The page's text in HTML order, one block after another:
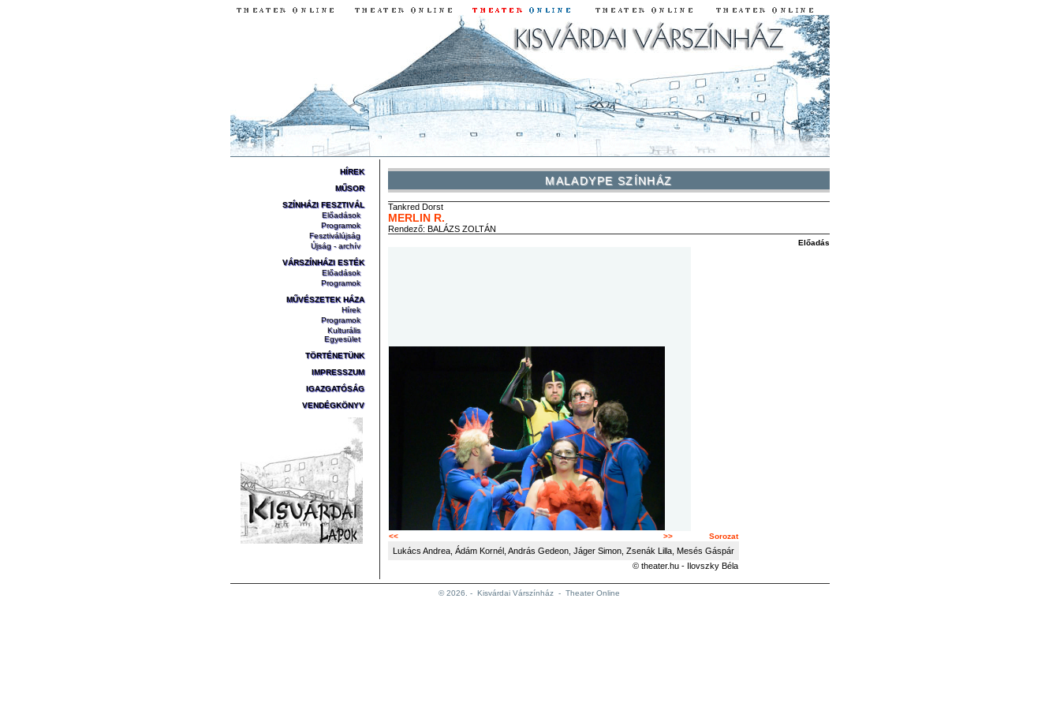
HÍREK
MŰSOR
SZÍNHÁZI FESZTIVÁL
Előadások
Programok
Fesztiválújság
Újság - archív
VÁRSZÍNHÁZI ESTÉK
Előadások
Programok
MŰVÉSZETEK HÁZA
Hírek
Programok
Kulturális
Egyesület
TÖRTÉNETÜNK
IMPRESSZUM
IGAZGATÓSÁG
VENDÉGKÖNYV
MALADYPE SZÍNHÁZ
Tankred Dorst
MERLIN R.
Rendező: BALÁZS ZOLTÁN
Előadás
<< >> Sorozat
Lukács Andrea, Ádám Kornél, András Gedeon, Jáger Simon, Zsenák Lilla, Mesés Gáspár
© theater.hu - Ilovszky Béla
© 2026. - Kisvárdai Várszínház - Theater Online